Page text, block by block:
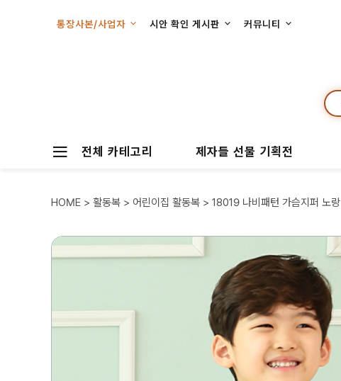
통장사본/사업자 시안 확인 게시판 커뮤니티
전체 카테고리 제자들 선물 기획전
HOME > 활동복 > 어린이집 활동복 > 18019 나비패턴 가슴지퍼 노랑